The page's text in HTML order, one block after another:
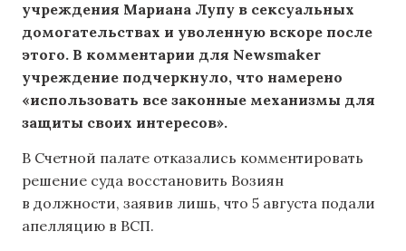
учреждения Мариана Лупу в сексуальных
домогательствах и уволенную вскоре после
этого. В комментарии для Newsmaker
учреждение подчеркнуло, что намерено
«использовать все законные механизмы для
защиты своих интересов».
В Счетной палате отказались комментировать
решение суда восстановить Возиян
в должности, заявив лишь, что 5 августа подали
апелляцию в ВСП.